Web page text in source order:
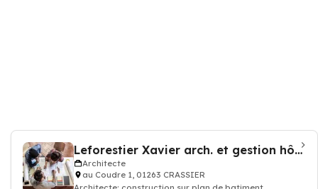
Leforestier Xavier arch. et gestion hôtelière
Architecte
au Coudre 1, 01263 CRASSIER